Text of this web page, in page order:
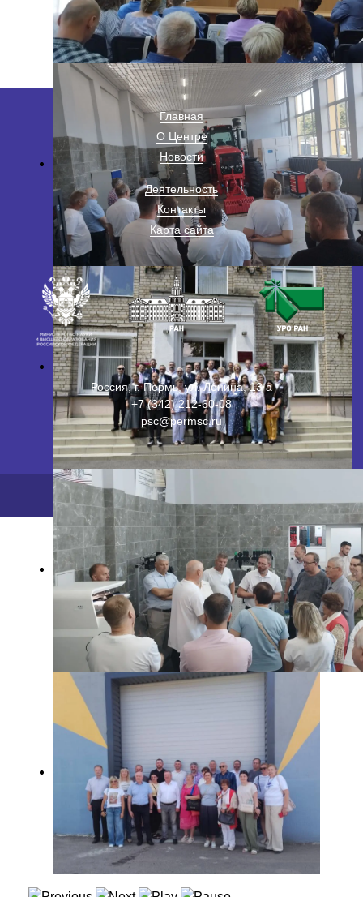
Главная
О Центре
Новости
Деятельность
Контакты
Карта сайта
Россия, г. Пермь, ул. Ленина, 13 а
+7 (342) 212-60-08
psc@permsc.ru
2026 ©ПФИЦ УрО РАН